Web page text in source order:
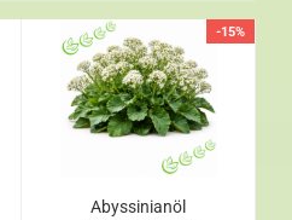
-15%
Abyssinianöl